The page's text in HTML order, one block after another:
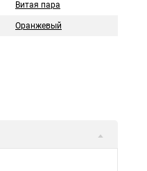
Витая пара
Оранжевый